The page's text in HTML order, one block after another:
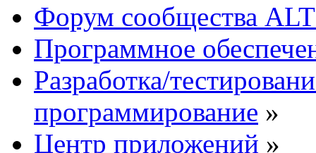
Форум сообщества
Программное
Разработка/
программирование »
Центр приложений »